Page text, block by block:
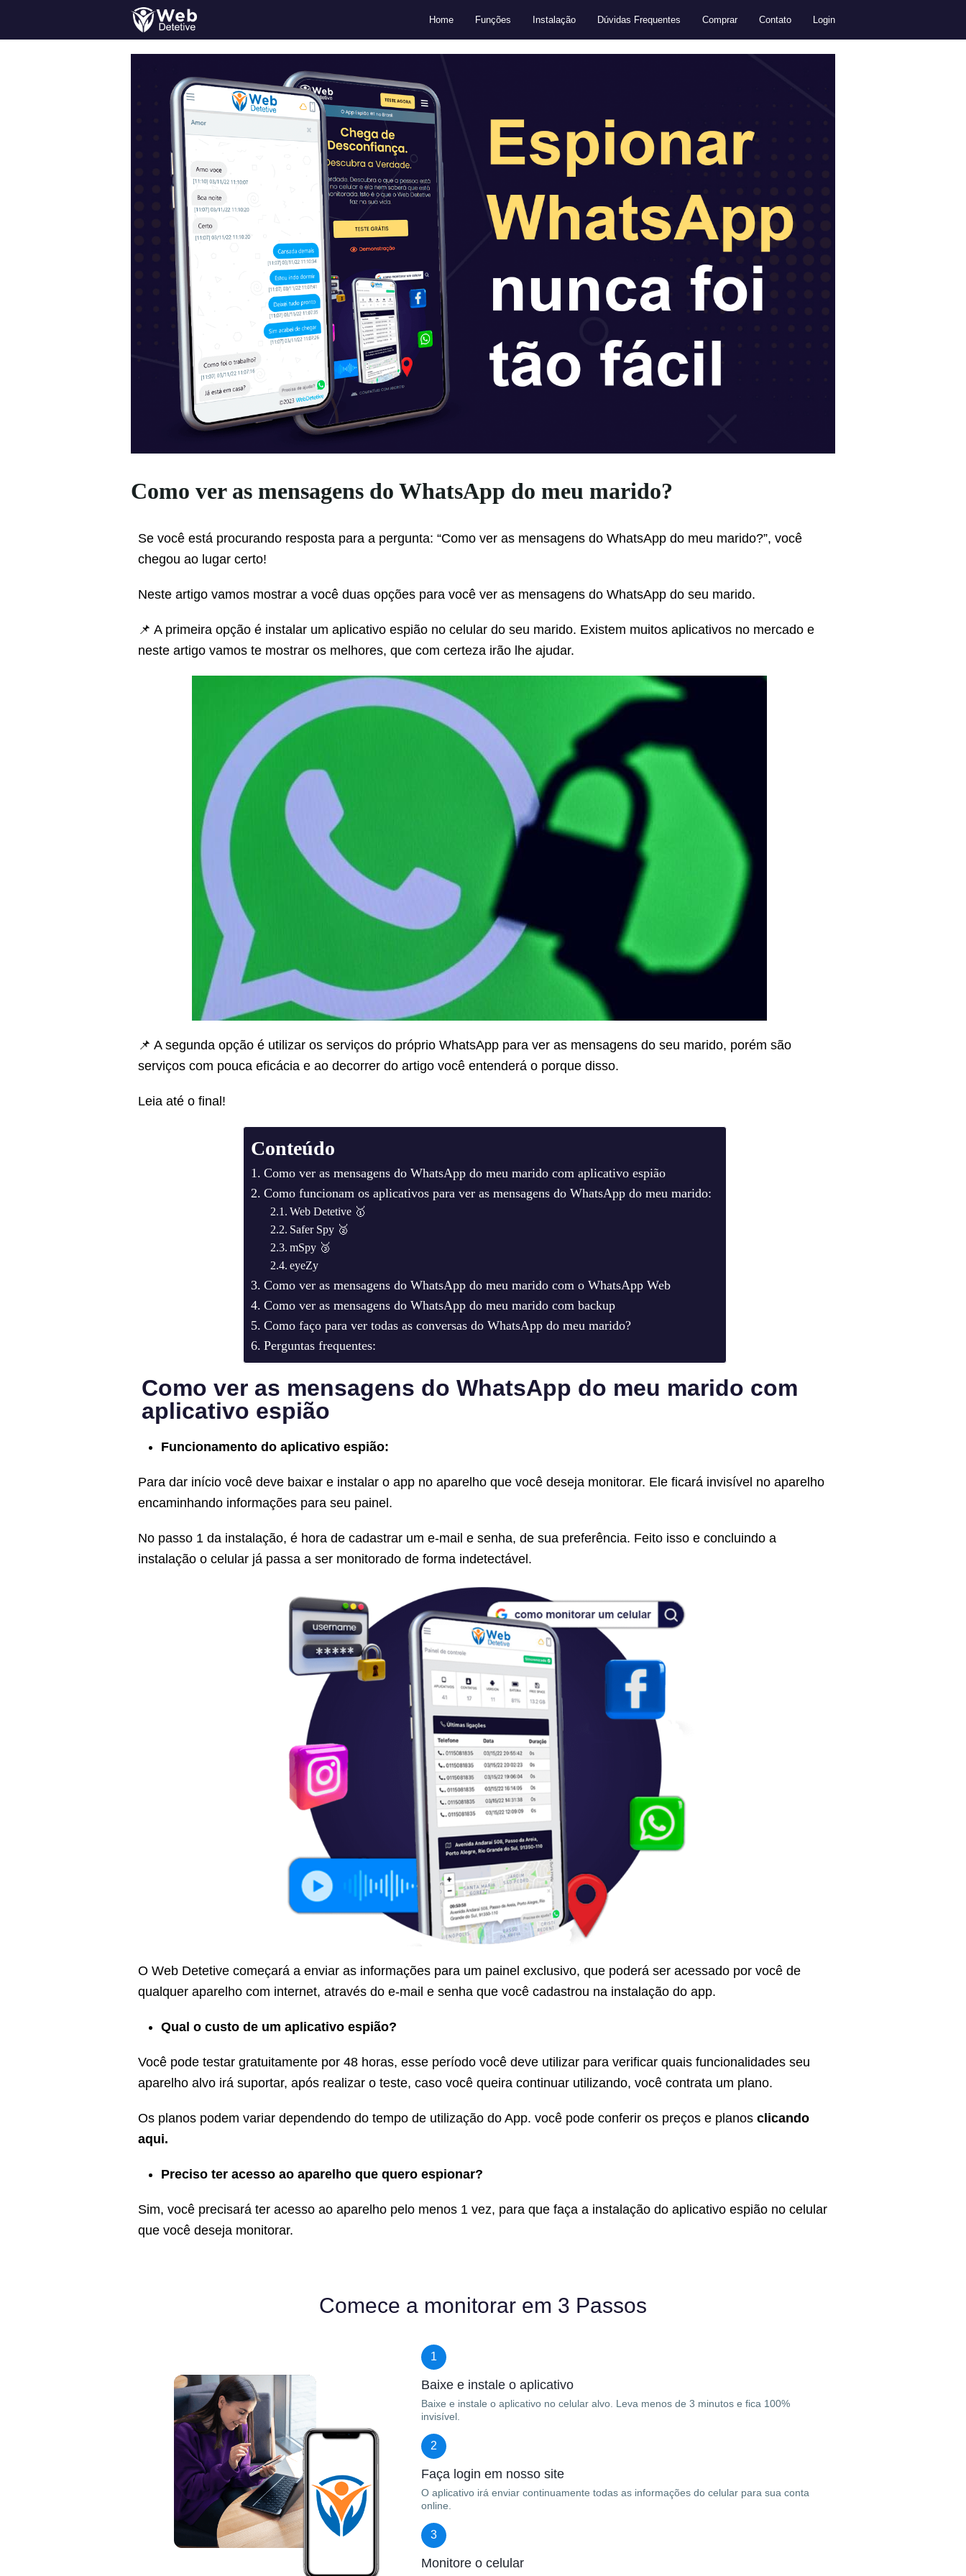
Home Funções Instalação Dúvidas Frequentes Comprar Contato Login
Como ver as mensagens do WhatsApp do meu marido?
Se você está procurando resposta para a pergunta: “Como ver as mensagens do WhatsApp do meu marido?”, você
chegou ao lugar certo!
Neste artigo vamos mostrar a você duas opções para você ver as mensagens do WhatsApp do seu marido.
📌 A primeira opção é instalar um aplicativo espião no celular do seu marido. Existem muitos aplicativos no mercado e
neste artigo vamos te mostrar os melhores, que com certeza irão lhe ajudar.
📌 A segunda opção é utilizar os serviços do próprio WhatsApp para ver as mensagens do seu marido, porém são
serviços com pouca eficácia e ao decorrer do artigo você entenderá o porque disso.
Leia até o final!
Conteúdo
Como ver as mensagens do WhatsApp do meu marido com aplicativo espião
Como funcionam os aplicativos para ver as mensagens do WhatsApp do meu marido:
Web Detetive 🥇
Safer Spy 🥈
mSpy 🥉
eyeZy
Como ver as mensagens do WhatsApp do meu marido com o WhatsApp Web
Como ver as mensagens do WhatsApp do meu marido com backup
Como faço para ver todas as conversas do WhatsApp do meu marido?
Perguntas frequentes:
Como ver as mensagens do WhatsApp do meu marido com
aplicativo espião
Funcionamento do aplicativo espião:
Para dar início você deve baixar e instalar o app no aparelho que você deseja monitorar. Ele ficará invisível no aparelho
encaminhando informações para seu painel.
No passo 1 da instalação, é hora de cadastrar um e-mail e senha, de sua preferência. Feito isso e concluindo a
instalação o celular já passa a ser monitorado de forma indetectável.
O Web Detetive começará a enviar as informações para um painel exclusivo, que poderá ser acessado por você de
qualquer aparelho com internet, através do e-mail e senha que você cadastrou na instalação do app.
Qual o custo de um aplicativo espião?
Você pode testar gratuitamente por 48 horas, esse período você deve utilizar para verificar quais funcionalidades seu
aparelho alvo irá suportar, após realizar o teste, caso você queira continuar utilizando, você contrata um plano.
Os planos podem variar dependendo do tempo de utilização do App. você pode conferir os preços e planos clicando
aqui.
Preciso ter acesso ao aparelho que quero espionar?
Sim, você precisará ter acesso ao aparelho pelo menos 1 vez, para que faça a instalação do aplicativo espião no celular
que você deseja monitorar.
Comece a monitorar em 3 Passos
1
Baixe e instale o aplicativo
Baixe e instale o aplicativo no celular alvo. Leva menos de 3 minutos e fica 100%
invisível.
2
Faça login em nosso site
O aplicativo irá enviar continuamente todas as informações do celular para sua conta
online.
3
Monitore o celular